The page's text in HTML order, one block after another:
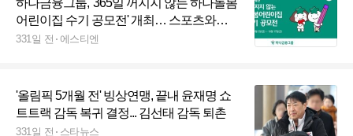
하나금융그룹, '365일 꺼지지 않는 하나돌봄
어린이집 수기 공모전' 개최… 스포츠와
ESG 실천까지 확장
331일 전 에스티엔
'올림픽 5개월 전' 빙상연맹, 끝내 윤재명 쇼
트트랙 감독 복귀 결정... 김선태 감독 퇴촌
331일 전 스타뉴스